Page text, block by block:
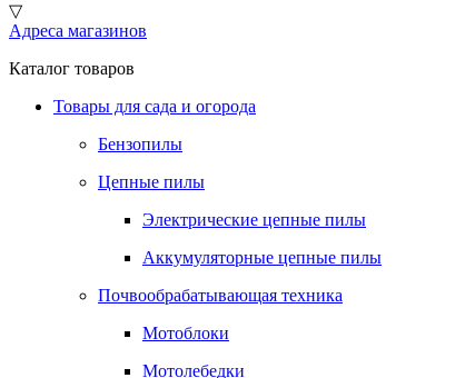
▽
Адреса магазинов
Каталог товаров
Товары для сада и огорода
Бензопилы
Цепные пилы
Электрические цепные пилы
Аккумуляторные цепные пилы
Почвообрабатывающая техника
Мотоблоки
Мотолебедки